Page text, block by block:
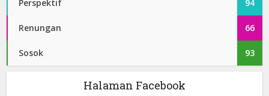
Perspektif 94
Renungan 66
Sosok 93
Halaman Facebook